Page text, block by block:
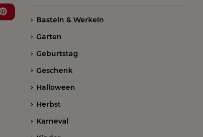
Basteln & Werkeln
Garten
Geburtstag
Geschenk
Halloween
Herbst
Karneval